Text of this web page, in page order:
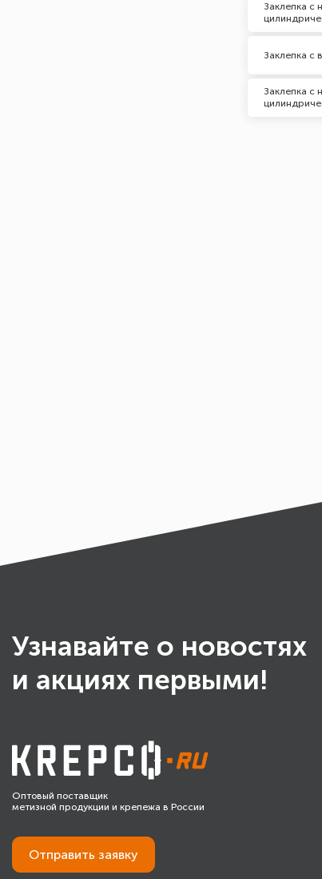
Заклепка с
Заклепка с
Заклепка с
Узнавайте о новостях
и акциях первыми!
Оптовый поставщик
метизной продукции и крепежа в России
Отправить заявку